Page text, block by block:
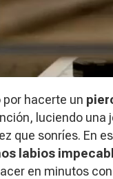
por hacerte un
luciendo una
que sonríes. En
labios
en minutos